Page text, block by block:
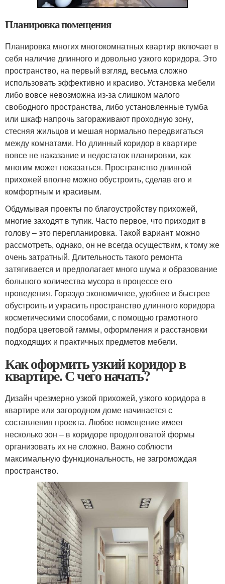
Планировка помещения
Планировка многих многокомнатных квартир включает в
себя наличие длинного и довольно узкого коридора. Это
пространство, на первый взгляд, весьма сложно
использовать эффективно и красиво. Установка мебели
либо вовсе невозможна из-за слишком малого
свободного пространства, либо установленные тумба
или шкаф напрочь загораживают проходную зону,
стесняя жильцов и мешая нормально передвигаться
между комнатами. Но длинный коридор в квартире
вовсе не наказание и недостаток планировки, как
многим может показаться. Пространство длинной
прихожей вполне можно обустроить, сделав его и
комфортным и красивым.
Обдумывая проекты по благоустройству прихожей,
многие заходят в тупик. Часто первое, что приходит в
голову – это перепланировка. Такой вариант можно
рассмотреть, однако, он не всегда осуществим, к тому же
очень затратный. Длительность такого ремонта
затягивается и предполагает много шума и образование
большого количества мусора в процессе его
проведения. Гораздо экономичнее, удобнее и быстрее
обустроить и украсить пространство длинного коридора
косметическими способами, с помощью грамотного
подбора цветовой гаммы, оформления и расстановки
подходящих и практичных предметов мебели.
Как оформить узкий коридор в
квартире. С чего начать?
Дизайн чрезмерно узкой прихожей, узкого коридора в
квартире или загородном доме начинается с
составления проекта. Любое помещение имеет
несколько зон – в коридоре продолговатой формы
организовать их не сложно. Важно соблюсти
максимальную функциональность, не загромождая
пространство.